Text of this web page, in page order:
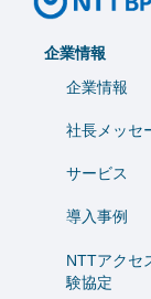
企業情報
企業情報
社長メッセ
サービス
導入事例
NTTアクセ
験協定